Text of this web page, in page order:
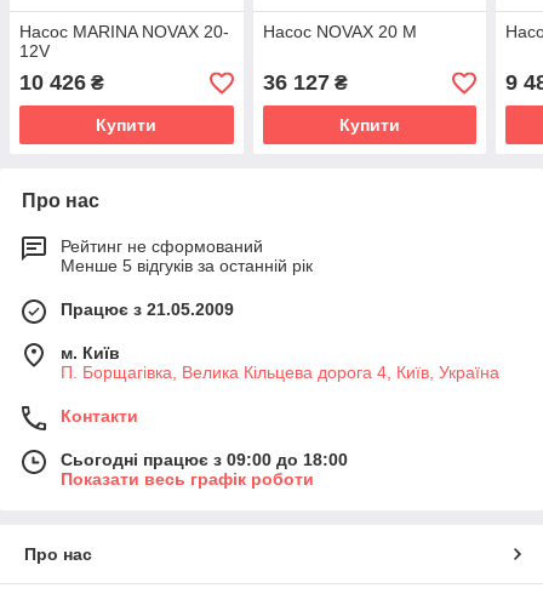
Насос MARINA NOVAX 20-
12V
10 426 ₴
Купити
Насос NOVAX 20 M
36 127₴
Купити
9
Про нас
Рейтинг не сформований
Менше 5 відгуків за останній рік
Працює з 21.05.2009
м. Київ
П. Борщагівка, Велика Кільцева дорога 4, Київ, Україна
Контакти
Сьогодні працює з 09:00 до 18:00
Показати весь графік роботи
Про нас